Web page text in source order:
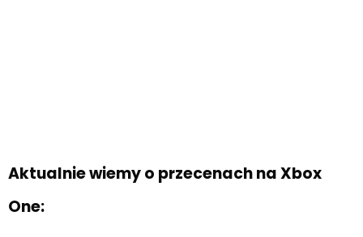
Aktualnie wiemy o przecenach na Xbox
One: